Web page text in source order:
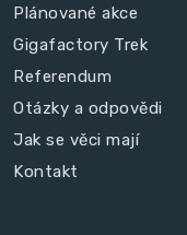
Plánované akce
Gigafactory Trek
Referendum
Otázky a odpovědi
Jak se věci mají
Kontakt